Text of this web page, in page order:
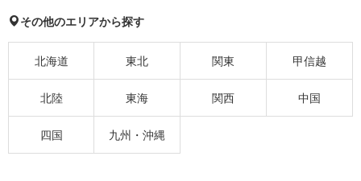
その他のエリアから探す
北海道 東北 関東 甲信越
北陸 東海 関西 中国
四国 九州・沖縄